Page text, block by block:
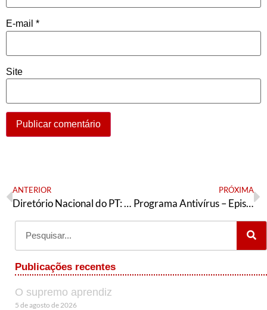
E-mail *
Site
ANTERIOR
Diretório Nacional do PT: “Em defesa da vida, dos empregos e da democracia: Fora, Bolsonaro!”
PRÓXIMA
Programa Antivírus – Episódio 06
Publicações recentes
O supremo aprendiz
5 de agosto de 2026